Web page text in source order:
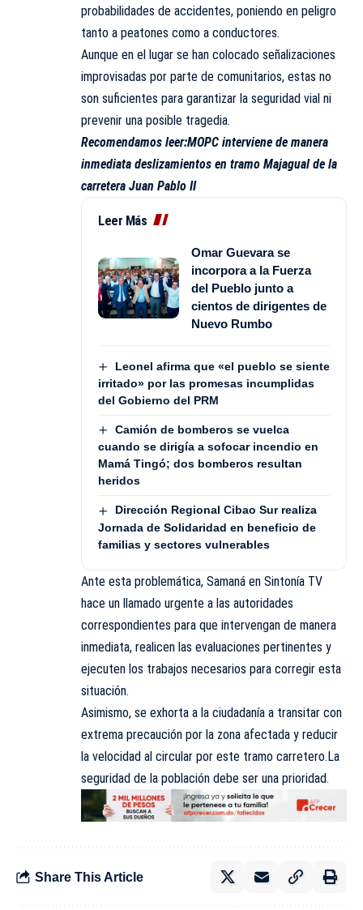
probabilidades de accidentes, poniendo en peligro
tanto a peatones como a conductores.
Aunque en el lugar se han colocado señalizaciones
improvisadas por parte de comunitarios, estas no
son suficientes para garantizar la seguridad vial ni
prevenir una posible tragedia.
Recomendamos leer:MOPC interviene de manera
inmediata deslizamientos en tramo Majagual de la
carretera Juan Pablo II
Leer Más
Omar Guevara se
incorpora a la Fuerza
del Pueblo junto a
cientos de dirigentes de
Nuevo Rumbo
Leonel afirma que «el pueblo se siente
irritado» por las promesas incumplidas
del Gobierno del PRM
Camión de bomberos se vuelca
cuando se dirigía a sofocar incendio en
Mamá Tingó; dos bomberos resultan
heridos
Dirección Regional Cibao Sur realiza
Jornada de Solidaridad en beneficio de
familias y sectores vulnerables
Ante esta problemática, Samaná en Sintonía TV
hace un llamado urgente a las autoridades
correspondientes para que intervengan de manera
inmediata, realicen las evaluaciones pertinentes y
ejecuten los trabajos necesarios para corregir esta
situación.
Asimismo, se exhorta a la ciudadanía a transitar con
extrema precaución por la zona afectada y reducir
la velocidad al circular por este tramo carretero.La
seguridad de la población debe ser una prioridad.
Share This Article